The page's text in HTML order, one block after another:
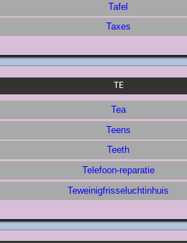
Tafel
Taxes
TE
Tea
Teens
Teeth
Telefoon-reparatie
Teweinigfrisseluchtinhuis